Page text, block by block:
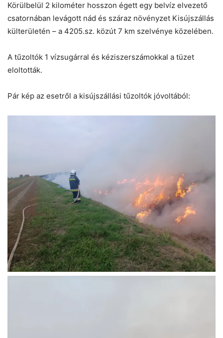
Körülbelül 2 kilométer hosszon égett egy belvíz elvezető
csatornában levágott nád és száraz növényzet Kisújszállás
külterületén – a 4205.sz. közút 7 km szelvénye közelében.
A tűzoltók 1 vízsugárral és kéziszerszámokkal a tüzet
eloltották.
Pár kép az esetről a kisújszállási tűzoltók jóvoltából: